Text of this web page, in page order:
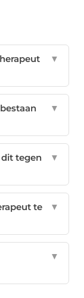
▼
▼
tegen
▼
te
▼
▼